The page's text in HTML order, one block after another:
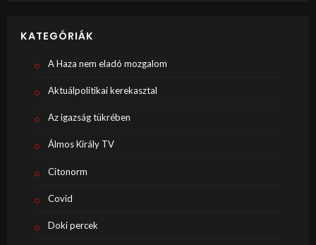
KATEGÓRIÁK
A Haza nem eladó mozgalom
Aktuálpolitikai kerekasztal
Az igazság tükrében
Álmos Király TV
Citonorm
Covid
Doki percek